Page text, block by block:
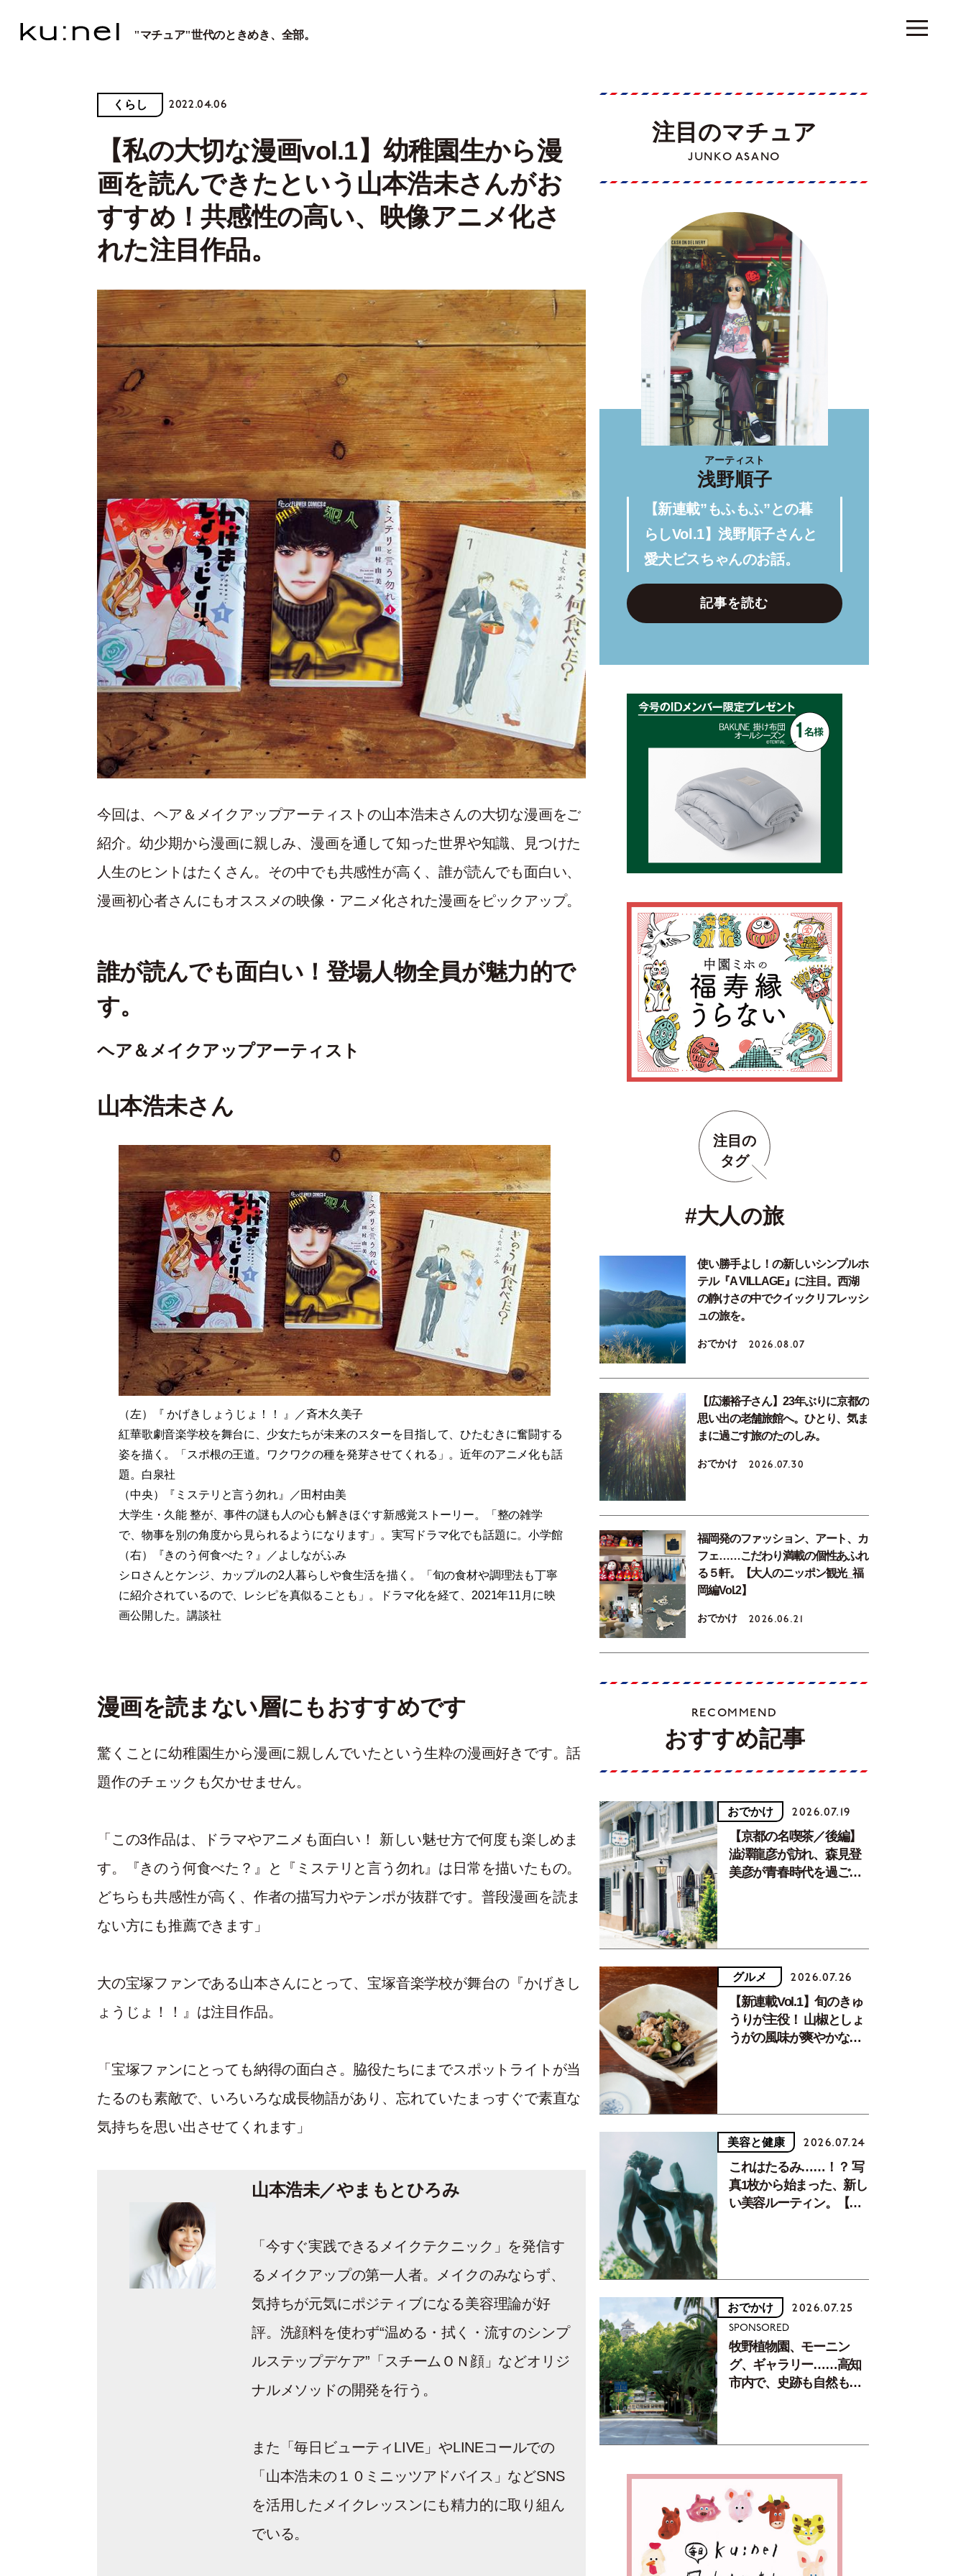
"マチュア"世代のときめき、全部。
くらし 2022.04.06
【私の大切な漫画vol.1】幼稚園生から漫
画を読んできたという山本浩未さんがお
すすめ！共感性の高い、映像アニメ化さ
れた注目作品。
今回は、ヘア＆メイクアップアーティストの山本浩未さんの大切な漫画をご
紹介。幼少期から漫画に親しみ、漫画を通して知った世界や知識、見つけた
人生のヒントはたくさん。その中でも共感性が高く、誰が読んでも面白い、
漫画初心者さんにもオススメの映像・アニメ化された漫画をピックアップ。
誰が読んでも面白い！登場人物全員が魅力的で
す。
ヘア＆メイクアップアーティスト
山本浩未さん
（左） 『 かげきしょうじょ！！
』／斉木久美子
紅華歌劇音楽学校を舞台に、少女たちが未来のスターを目指して、ひたむきに奮闘する
姿を描く。「スポ根の王道。ワクワクの種を発芽させてくれる」。近年のアニメ化も話
題。白泉社
（中央）
『ミステリと言う勿れ』
／田村由美
大学生・久能 整が、事件の謎も人の心も解きほぐす新感覚ストーリー。「整の雑学
で、物事を別の角度から見られるようになります」。実写ドラマ化でも話題に。小学館
（右）
『きのう何食べた？』
／よしながふみ
シロさんとケンジ、カップルの2人暮らしや食生活を描く。「旬の食材や調理法も丁寧
に紹介されているので、レシピを真似ることも」。ドラマ化を経て、2021年11月に映
画公開した。講談社
漫画を読まない層にもおすすめです
驚くことに幼稚園生から漫画に親しんでいたという生粋の漫画好きです。話
題作のチェックも欠かせません。
「この3作品は、ドラマやアニメも面白い！ 新しい魅せ方で何度も楽しめま
す。『きのう何食べた？』と『ミステリと言う勿れ』は日常を描いたもの。
どちらも共感性が高く、作者の描写力やテンポが抜群です。普段漫画を読ま
ない方にも推薦できます」
大の宝塚ファンである山本さんにとって、宝塚音楽学校が舞台の『かげきし
ょうじょ！！』は注目作品。
「宝塚ファンにとっても納得の面白さ。脇役たちにまでスポットライトが当
たるのも素敵で、いろいろな成長物語があり、忘れていたまっすぐで素直な
気持ちを思い出させてくれます」
山本浩未／やまもとひろみ
「今すぐ実践できるメイクテクニック」を発信す
るメイクアップの第一人者。メイクのみならず、
気持ちが元気にポジティブになる美容理論が好
評。洗顔料を使わず“温める・拭く・流すのシンプ
ルステップデケア”「スチームＯＮ顔」などオリジ
ナルメソッドの開発を行う。
また「毎日ビューティLIVE」やLINEコールでの
「山本浩未の１０ミニッツアドバイス」などSNS
を活用したメイクレッスンにも精力的に取り組ん
でいる。
注目のマチュア
JUNKO ASANO
アーティスト
浅野順子
【新連載”もふもふ”との暮
らしVol.1】浅野順子さんと
愛犬ビスちゃんのお話。
記事を読む
注目の
タグ
#大人の旅
使い勝手よし！の新しいシンプルホ
テル『A VILLAGE』に注目。西湖
の静けさの中でクイックリフレッシ
ュの旅を。
おでかけ 2026.08.07
【広瀬裕子さん】23年ぶりに京都の
思い出の老舗旅館へ。ひとり、気ま
まに過ごす旅のたのしみ。
おでかけ 2026.07.30
福岡発のファッション、アート、カ
フェ……こだわり満載の個性あふれ
る５軒。【大人のニッポン観光_福
岡編Vol.2】
おでかけ 2026.06.21
RECOMMEND
おすすめ記事
おでかけ 2026.07.19
【京都の名喫茶／後編】
澁澤龍彦が訪れ、森見登
美彦が青春時代を過ごし
グルメ 2026.07.26
【新連載Vol.1】旬のきゅ
うりが主役！ 山椒としょ
うがの風味が爽やかな、
美容と健康 2026.07.24
これはたるみ……！？ 写
真1枚から始まった、新し
い美容ルーティン。【中
おでかけ 2026.07.25
SPONSORED
牧野植物園、モーニン
グ、ギャラリー……高知
市内で、史跡も自然もグ